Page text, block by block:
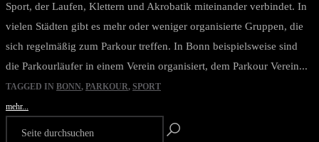
Sport, der Laufen, Klettern und Akrobatik miteinander verbindet. In
vielen Städten gibt es mehr oder weniger organisierte Gruppen, die
sich regelmäßig zum Parkour treffen. In Bonn beispielsweise sind
die Parkourläufer in einem Verein organisiert, dem Parkour Verein...
TAGGED IN BONN, PARKOUR, SPORT
mehr...